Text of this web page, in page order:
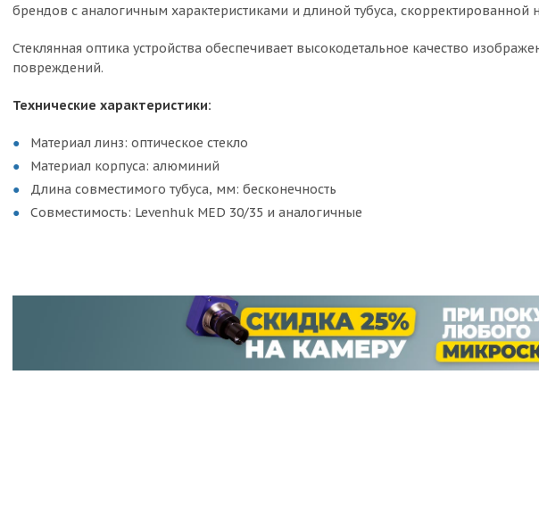
брендов с аналогичным характеристиками и длиной тубуса, скорректированной
Стеклянная оптика устройства обеспечивает высокодетальное качество
повреждений.
Технические характеристики:
Материал линз: оптическое стекло
Материал корпуса: алюминий
Длина совместимого тубуса, мм: бесконечность
Совместимость: Levenhuk MED 30/35 и аналогичные